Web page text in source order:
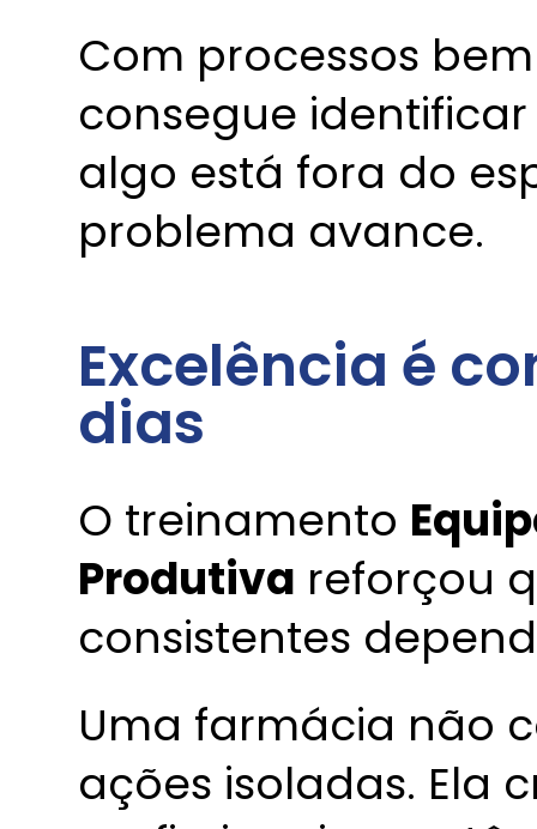
Com processos
consegue
algo está fora do
problema avance.
Excelência é
dias
O treinamento
Produtiva reforçou
consistentes
Uma farmácia não
ações isoladas. Ela